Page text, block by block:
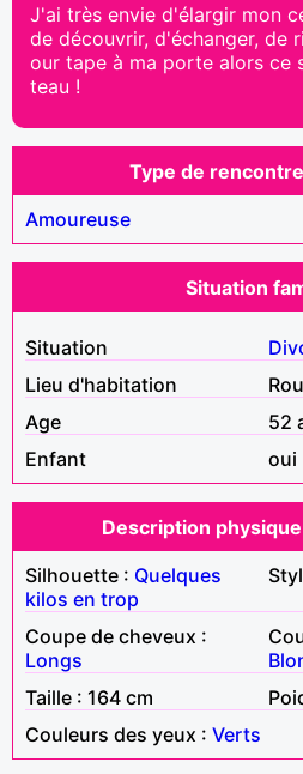
J'ai très envie d'élargir mon
de découvrir, d'échanger, de
our tape à ma porte alors ce
teau !
Type de
Amoureuse
Situation
Situation
Lieu d'habitation
Age
52
Enfant
oui
Description
Silhouette : Quelques
kilos en trop
Coupe de cheveux :
Longs
Taille : 164 cm
Couleurs des yeux : Verts